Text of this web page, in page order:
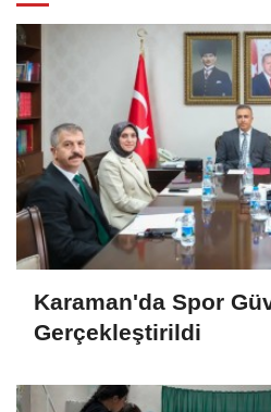
Karaman'da Spor
Gerçekleştirildi